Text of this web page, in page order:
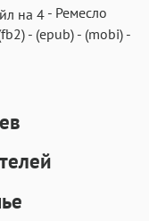
- Ремесло
- (epub) - (mobi) -